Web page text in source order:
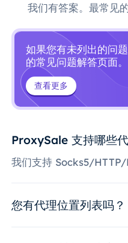
我们有答案。最常见
如果您有未列出的问
的常见问题解答页面。
查看更多
ProxySale 支持哪些
我们支持 Socks5/HTTP/
您有代理位置列表吗？